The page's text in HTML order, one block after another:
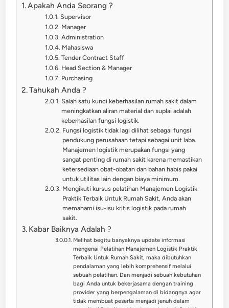
Apakah Anda Seorang ?
Supervisor
Manager
Administration
Mahasiswa
Tender Contract Staff
Head Section & Manager
Purchasing
Tahukah Anda ?
Salah satu kunci keberhasilan rumah sakit dalam
meningkatkan aliran material dan suplai adalah
keberhasilan fungsi logistik.
Fungsi logistik tidak lagi dilihat sebagai fungsi
pendukung perusahaan tetapi sebagai unit laba.
Manajemen logistik merupakan fungsi yang
sangat penting di rumah sakit karena memastikan
ketersediaan obat-obatan dan bahan habis pakai
untuk utilitas lain dengan biaya minimum.
Mengikuti kursus pelatihan Manajemen Logistik
Praktik Terbaik Untuk Rumah Sakit, Anda akan
memahami isu-isu kritis logistik pada rumah
sakit.
Kabar Baiknya Adalah ?
Melihat begitu banyaknya update informasi
mengenai Pelatihan Manajemen Logistik Praktik
Terbaik Untuk Rumah Sakit, maka dibutuhkan
pendalaman yang lebih komprehensif melalui
sebuah pelatihan. Dan menjadi sebuah kebutuhan
bagi Anda untuk bekerjasama dengan training
provider yang berpengalaman di bidangnya agar
tidak membuat peserta menjadi jenuh dalam